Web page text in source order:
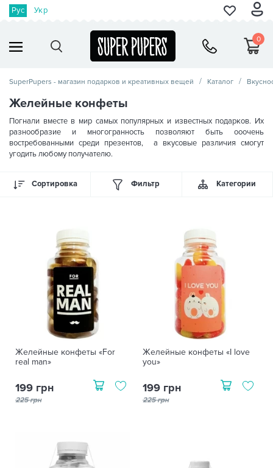
Рус Укр
0
SuperPupers - магазин подарков и креативных вещей Каталог
Желейные конфеты
Погнали вместе в мир самых популярных и известных подарков. Их
разнообразие и многогранность позволяют быть ооочень
востребованными среди презентов, а вкусовые различия смогут
угодить любому получателю.
Сортировка Фильтр Категории
Желейные конфеты «For
real man»
199 грн
225 грн
Желейные конфеты «I love
you»
199 грн
225 грн